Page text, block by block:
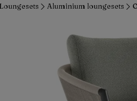
Loungesets Aluminium loungesets